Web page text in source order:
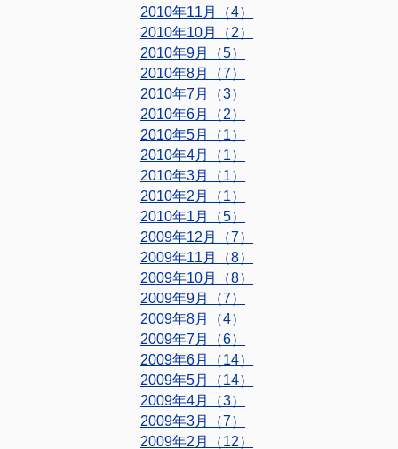
2010年11月（4）
2010年10月（2）
2010年9月（5）
2010年8月（7）
2010年7月（3）
2010年6月（2）
2010年5月（1）
2010年4月（1）
2010年3月（1）
2010年2月（1）
2010年1月（5）
2009年12月（7）
2009年11月（8）
2009年10月（8）
2009年9月（7）
2009年8月（4）
2009年7月（6）
2009年6月（14）
2009年5月（14）
2009年4月（3）
2009年3月（7）
2009年2月（12）